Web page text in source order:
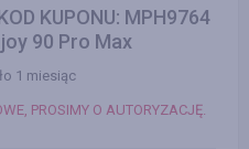
KUPONU: MPH9764
90 Pro Max
1 miesiąc
PROSIMY O AUTORYZACJĘ.